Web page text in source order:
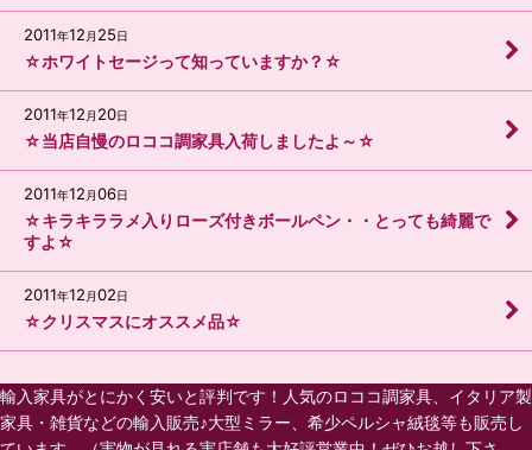
2011年12 月 25日
☆ホワイトセージって知っていますか？☆
2011年12 月 20日
☆当店自慢のロココ調家具入荷しましたよ～☆
2011年12 月06日
☆キラキララメ入りローズ付きボールペン・・とっても綺麗で
すよ☆
2011年12 月02日
☆クリスマスにオススメ品☆
輸入家具がとにかく安いと評判です！人気のロココ調家具、イタリア製
家具・雑貨などの輸入販売♪大型ミラー、希少ペルシャ絨毯等も販売し